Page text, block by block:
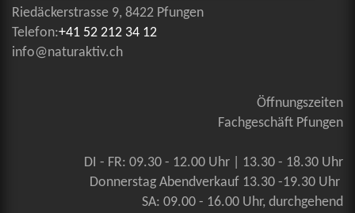
Riedäckerstrasse 9, 8422 Pfungen
Telefon:+41 52 212 34 12
info@naturaktiv.ch
Öffnungszeiten
Fachgeschäft Pfungen
DI - FR: 09.30 - 12.00 Uhr | 13.30 - 18.30 Uhr
Donnerstag Abendverkauf 13.30 -19.30 Uhr
SA: 09.00 - 16.00 Uhr, durchgehend